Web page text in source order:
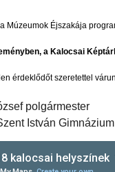
Múzeumok Éjszakája
a Kalocsai
érdeklődőt szeretettel
polgármester
István